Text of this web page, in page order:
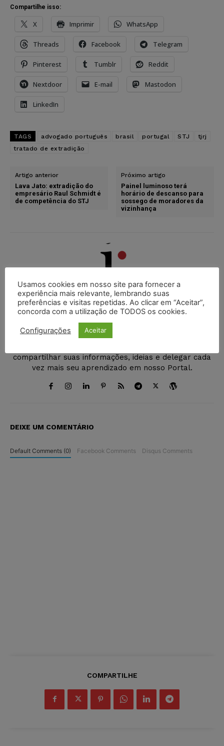
Compartilhe isso:
X Imprimir WhatsApp
Threads Facebook Telegram
Pinterest Tumblr Reddit
Nextdoor E-mail Mastodon
LinkedIn
TAGS advogado português brasil portugal STJ
tjrj
tratado de extradição
Artigo anterior
Lava Jato: extradição do
empresário Raul Schmidt é
de competência do STJ
Próximo artigo
Painel luminoso terá
horário de descanso para
sossego de moradores da
vizinhança
Juristas
http://juristas.com.br
O Portal Juristas nasceu com o objetivo de integrar
compartilhar suas informações, ideias e delegar cada
vez mais seu aprendizado em nosso Portal.
DEIXE UM COMENTÁRIO
Default Comments (0) Facebook Comments Disqus Comments
COMPARTILHE
Usamos cookies em nosso site para fornecer a
experiência mais relevante, lembrando suas
preferências e visitas repetidas. Ao clicar em “Aceitar”,
concorda com a utilização de TODOS os cookies.
Configurações Aceitar